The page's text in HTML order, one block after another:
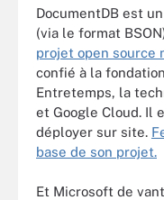
DocumentDB est
(via le format
projet open source
confié à la
Entretemps, la
et Google Cloud. Il
déployer sur site.
base de son projet.
Et Microsoft de